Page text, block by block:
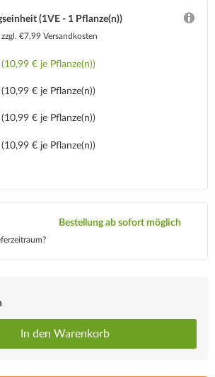
(1VE - 1 Pflanze(n))
zzgl. €7,99 Versandkosten
(10,99 € je Pflanze(n))
(10,99 € je Pflanze(n))
(10,99 € je Pflanze(n))
(10,99 € je Pflanze(n))
Bestellung ab sofort möglich
In den Warenkorb